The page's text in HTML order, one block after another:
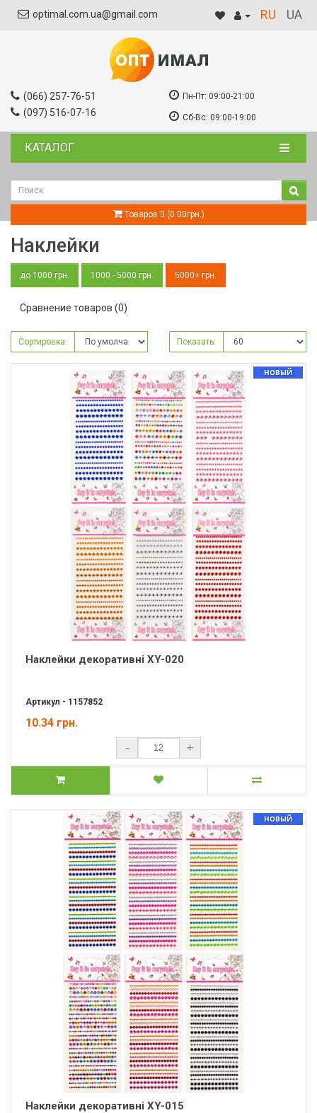
optimal.com.ua@gmail.com RU UA
(066) 257-76-51
(097) 516-07-16
Пн-Пт: 09:00-21:00
Сб-Вс: 09:00-19:00
КАТАЛОГ
Товаров 0 (0.00грн.)
Наклейки
до 1000 грн. 1000 - 5000 грн. 5000+ грн.
Сравнение товаров (0)
Сортировка: Показать:
НОВЫЙ
Наклейки декоративні XY-020
Артикул - 1157852
10.34 грн.
- +
НОВЫЙ
Наклейки декоративні XY-015